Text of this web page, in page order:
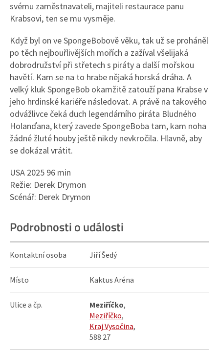
svému zaměstnavateli, majiteli restaurace panu
Krabsovi, ten se mu vysměje.
Když byl on ve SpongeBobově věku, tak už se proháněl
po těch nejbouřlivějších mořích a zažíval všelijaká
dobrodružství při střetech s piráty a další mořskou
havětí. Kam se na to hrabe nějaká horská dráha. A
velký kluk SpongeBob okamžitě zatouží pana Krabse v
jeho hrdinské kariéře následovat. A právě na takového
odvážlivce čeká duch legendárního piráta Bludného
Holanďana, který zavede SpongeBoba tam, kam noha
žádné žluté houby ještě nikdy nevkročila. Hlavně, aby
se dokázal vrátit.
USA 2025 96 min
Režie: Derek Drymon
Scénář: Derek Drymon
Podrobnosti o události
Kontaktní osoba Jiří Šedý
Místo Kaktus Aréna
Ulice a čp. Meziříčko,
Meziříčko,
Kraj Vysočina,
588 27